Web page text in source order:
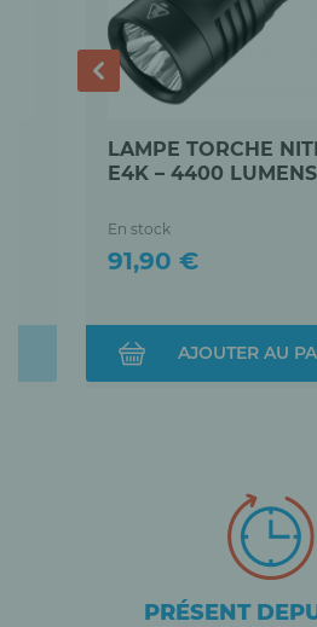
LAMPE TORCHE
E4K – 4400 LUMENS
En stock
Prix
91,90 €
AJOUTER AU
PRÉSENT